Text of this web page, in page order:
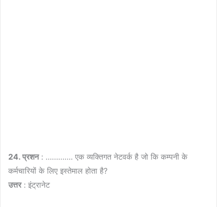
24. प्रशन: …………. एक व्यक्तिगत नेटवर्क है जो कि कम्पनी के
कर्मचारियों के लिए इस्तेमाल होता है?
उत्तर: इंट्रानेट